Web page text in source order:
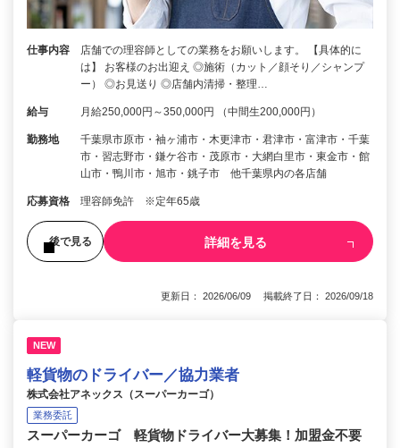
仕事内容
店舗での理容師としての業務をお願いします。 【具体的に
は】 お客様のお出迎え ◎施術（カット／顔そり／シャンプ
ー） ◎お見送り ◎店舗内清掃・整理…
給与 月給250,000円～350,000円 （中間生200,000円）
勤務地
千葉県市原市・袖ヶ浦市・木更津市・君津市・富津市・千葉
市・習志野市・鎌ケ谷市・茂原市・大網白里市・東金市・館
山市・鴨川市・旭市・銚子市 他千葉県内の各店舗
応募資格 理容師免許 ※定年65歳
後で見る 詳細を見る
更新日： 2026/06/09 掲載終了日： 2026/09/18
NEW
軽貨物のドライバー／協力業者
株式会社アネックス（スーパーカーゴ）
業務委託
スーパーカーゴ 軽貨物ドライバー大募集！加盟金不要